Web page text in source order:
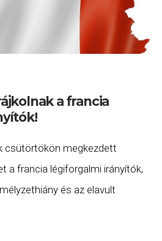
a francia
csütörtökön megkezdett
a francia légiforgalmi irányítók,
és az elavult